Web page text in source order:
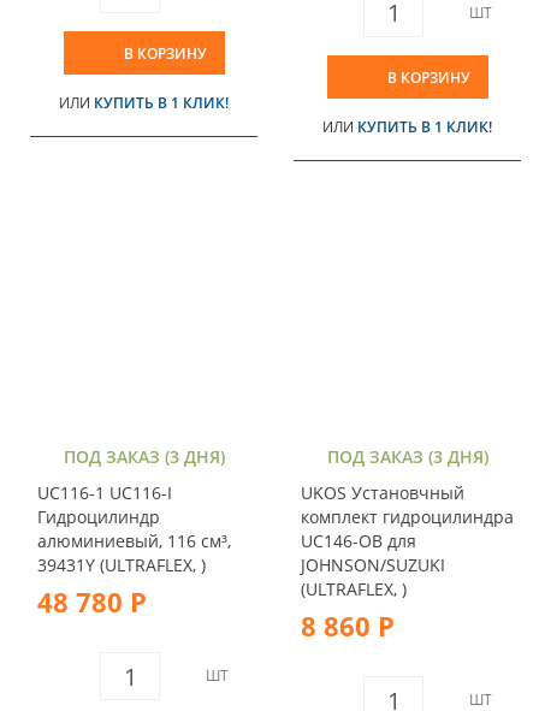
В КОРЗИНУ
ИЛИ КУПИТЬ В 1 КЛИК!
ШТ
В КОРЗИНУ
ИЛИ КУПИТЬ В 1 КЛИК!
ПОД ЗАКАЗ (3 ДНЯ)
UC116-1 UC116-I
Гидроцилиндр
алюминиевый, 116 см³,
39431Y (ULTRAFLEX, )
48 780 Р
ШТ
ПОД ЗАКАЗ (3 ДНЯ)
UKOS Установчный
комплект гидроцилиндра
UC146-OB для
JOHNSON/SUZUKI
(ULTRAFLEX, )
8 860 Р
ШТ